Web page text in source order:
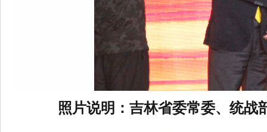
照片说明：吉林省委常委、统战